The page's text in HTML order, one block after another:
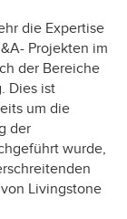
die Expertise
Projekten im
der Bereiche
Dies ist
um die
der
wurde,
Livingstone